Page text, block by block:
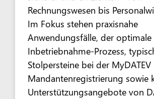
Rechnungswesen bis
Im Fokus stehen praxisnahe
Anwendungsfälle, der optimale
Inbetriebnahme-Prozess,
Stolpersteine bei der MyDATEV
Mandantenregistrierung sowie
Unterstützungsangebote von